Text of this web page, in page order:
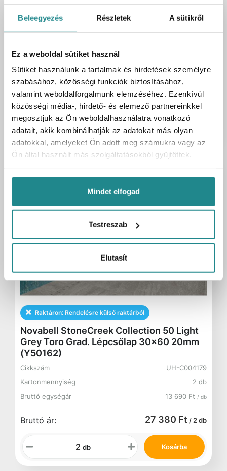
Beleegyezés Részletek A sütikről
Ez a weboldal sütiket használ
Sütiket használunk a tartalmak és hirdetések személyre
szabásához, közösségi funkciók biztosításához,
valamint weboldalforgalmunk elemzéséhez. Ezenkívül
közösségi média-, hirdető- és elemező partnereinkkel
megosztjuk az Ön weboldalhasználatra vonatkozó
adatait, akik kombinálhatják az adatokat más olyan
adatokkal, amelyeket Ön adott meg számukra vagy az
Ön által használt más szolgáltatásokból gyűjtöttek.
Mindet elfogad
Testreszab
Elutasít
Novabell Materia Toro Grad. Lépcsőlap
Kartonmennyiség
Bruttó egységár
13 690 Ft/ db
Bruttó ár: 27 380 Ft/ 2 db
db Kosárba
Raktáron: Rendelésre külső raktárból
Novabell StoneCreek Collection 50 Light
Grey Toro Grad. Lépcsőlap 30x60 20mm
(Y50162)
Cikkszám
UH-C004179
Kartonmennyiség
2 db
Bruttó egységár
13 690 Ft / db
Bruttó ár: 27 380 Ft / 2 db
db Kosárba